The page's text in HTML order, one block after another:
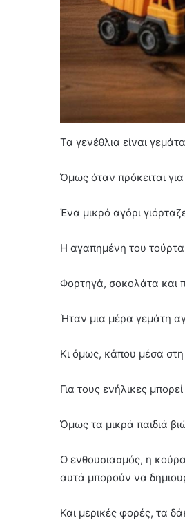
Τα γενέθλια είναι
Όμως όταν πρόκειται
Ένα μικρό αγόρι
Η αγαπημένη του τούρτα
Φορτηγά, σοκολάτα και
Ήταν μια μέρα γεμάτη
Κι όμως, κάπου μέσα
Για τους ενήλικες
Όμως τα μικρά παιδιά
Ο ενθουσιασμός, η
αυτά μπορούν να
Και μερικές φορές, τα